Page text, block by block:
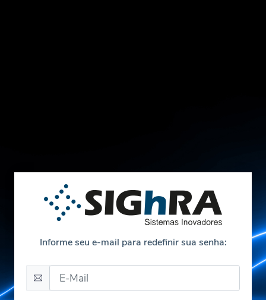
Informe seu e-mail para redefinir sua senha: